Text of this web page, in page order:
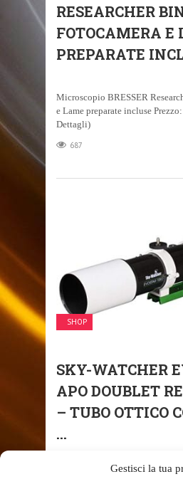
Gestisci la tua
RESEARCHER
FOTOCAMERA E
PREPARATE
Microscopio BRESSER
e Lame preparate incluse
Dettagli)
687
SHOP
SKY-WATCHER
APO DOUBLET
– TUBO OTTICO
...
Vetro perfettamente abbinato: la